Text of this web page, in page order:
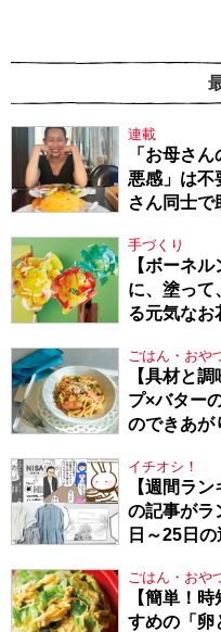
連載
「お母さ
悪感」は不
さん同士で
手づくり
【ボーネ
に、塗って
る元気なお
ごはん・おや
【具材と
プ×バター
のできあが
イチオシ！
【週間ラ
の記事が
日～25日
ごはん・おや
【簡単！
すめの「卵